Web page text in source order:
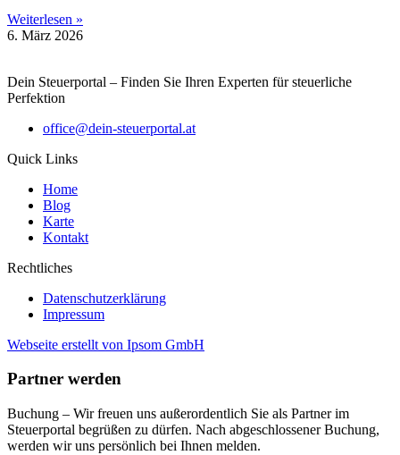
Weiterlesen »
6. März 2026
Dein Steuerportal – Finden Sie Ihren Experten für steuerliche
Perfektion
office@dein-steuerportal.at
Quick Links
Home
Blog
Karte
Kontakt
Rechtliches
Datenschutzerklärung
Impressum
Webseite erstellt von Ipsom GmbH
Partner werden
Buchung – Wir freuen uns außerordentlich Sie als Partner im
Steuerportal begrüßen zu dürfen. Nach abgeschlossener Buchung,
werden wir uns persönlich bei Ihnen melden.